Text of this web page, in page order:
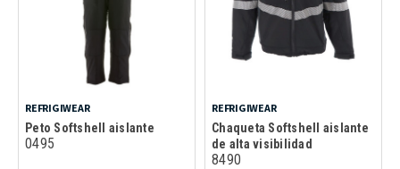
REFRIGIWEAR
Peto Softshell aislante
0495
REFRIGIWEAR
Chaqueta Softshell aislante
de alta visibilidad
8490